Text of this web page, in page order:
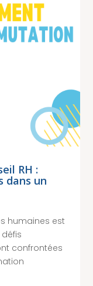
RH :
dans un
humaines est
confrontées